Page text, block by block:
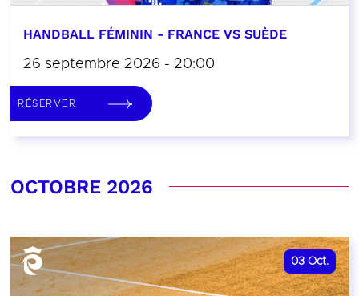
HANDBALL FÉMININ - FRANCE VS SUÈDE
26 septembre 2026 - 20:00
RÉSERVER
OCTOBRE 2026
03 Oct.